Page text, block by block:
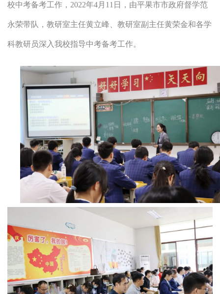
校中考备考工作，2022年4月11日，由平果市市政府督学范
永荣带队，教研室主任黄立峰、教研室副主任黄荣金和各学
科教研员深入我校指导中考备考工作。